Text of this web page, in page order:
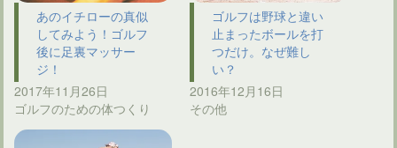
あのイチローの真似
してみよう！ゴルフ
後に足裏マッサー
ジ！
2017年11月26日
ゴルフのための体つくり
ゴルフは野球と違い
止まったボールを打
つだけ。なぜ難し
い？
2016年12月16日
その他